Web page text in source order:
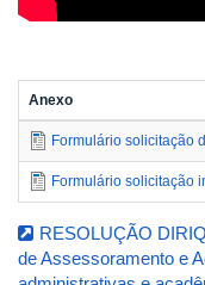
Anexo
Formulário solicitação
Formulário solicitação
RESOLUÇÃO
de Assessoramento e